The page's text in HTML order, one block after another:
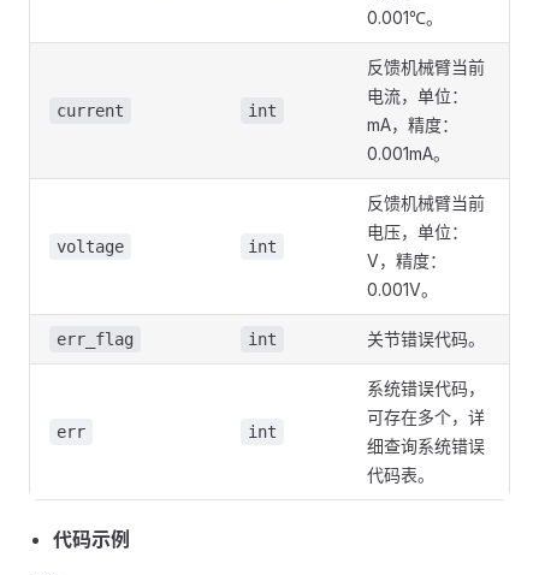
0.001℃。
current int
反馈机械臂当前
电流，单位：
mA，精度：
0.001mA。
voltage int
反馈机械臂当前
电压，单位：
V，精度：
0.001V。
err_flag int 关节错误代码。
err int
系统错误代码，
可存在多个，详
细查询系统错误
代码表。
代码示例